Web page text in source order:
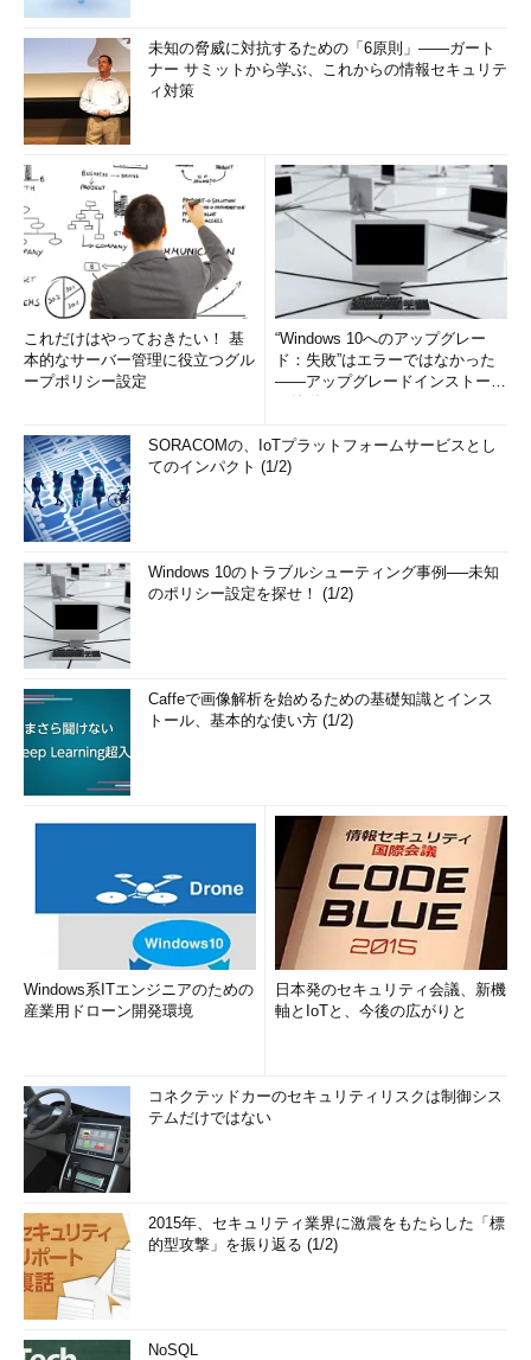
未知の脅威に対抗するための「6原則」――ガート
ナー サミットから学ぶ、これからの情報セキュリテ
ィ対策
これだけはやっておきたい！ 基
本的なサーバー管理に役立つグル
ープポリシー設定
“Windows 10へのアップグレー
ド：失敗”はエラーではなかった
――アップグレードインストール
SORACOMの、IoTプラットフォームサービスとし
てのインパクト (1/2)
Windows 10のトラブルシューティング事例──未知
のポリシー設定を探せ！ (1/2)
Caffeで画像解析を始めるための基礎知識とインス
トール、基本的な使い方 (1/2)
Windows系ITエンジニアのための
産業用ドローン開発環境
日本発のセキュリティ会議、新機
軸とIoTと、今後の広がりと
コネクテッドカーのセキュリティリスクは制御シス
テムだけではない
2015年、セキュリティ業界に激震をもたらした「標
的型攻撃」を振り返る (1/2)
NoSQL